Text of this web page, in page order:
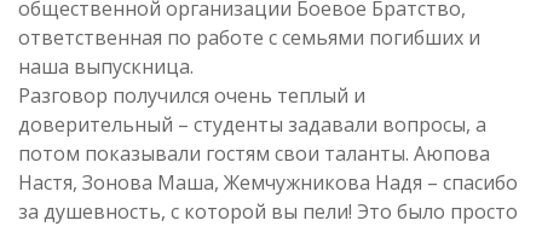
общественной организации Боевое Братство,
ответственная по работе с семьями погибших и
наша выпускница.
Разговор получился очень теплый и
доверительный – студенты задавали вопросы, а
потом показывали гостям свои таланты. Аюпова
Настя, Зонова Маша, Жемчужникова Надя – спасибо
за душевность, с которой вы пели! Это было просто